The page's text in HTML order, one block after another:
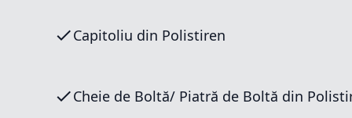
Capitoliu din Polistiren
Cheie de Boltă/ Piatră de Boltă